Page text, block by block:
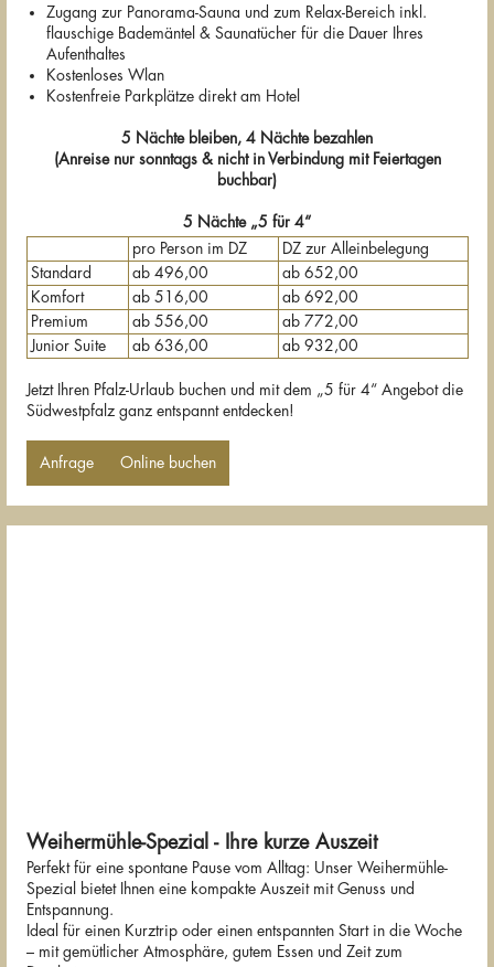
Zugang zur Panorama-Sauna und zum Relax-Bereich inkl.
flauschige Bademäntel & Saunatücher für die Dauer Ihres
Aufenthaltes
Kostenloses Wlan
Kostenfreie Parkplätze direkt am Hotel
5 Nächte bleiben, 4 Nächte bezahlen
(Anreise nur sonntags & nicht in Verbindung mit Feiertagen
buchbar)
5 Nächte „5 für 4“
pro Person im DZ
DZ zur Alleinbelegung
Standard
ab 496,00
ab 652,00
Komfort
ab 516,00
ab 692,00
Premium
ab 556,00
ab 772,00
Junior Suite
ab 636,00 ab 932,00
Jetzt Ihren Pfalz-Urlaub buchen und mit dem „5 für 4“ Angebot die
Südwestpfalz ganz entspannt entdecken!
Anfrage Online buchen
Weihermühle-Spezial - Ihre kurze Auszeit
Perfekt für eine spontane Pause vom Alltag: Unser Weihermühle-
Spezial bietet Ihnen eine kompakte Auszeit mit Genuss und
Entspannung.
Ideal für einen Kurztrip oder einen entspannten Start in die Woche
– mit gemütlicher Atmosphäre, gutem Essen und Zeit zum